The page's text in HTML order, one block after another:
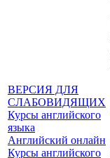
ВЕРСИЯ ДЛЯ
СЛАБОВИДЯЩИХ
Курсы английского
языка
Английский онлайн
Курсы английского